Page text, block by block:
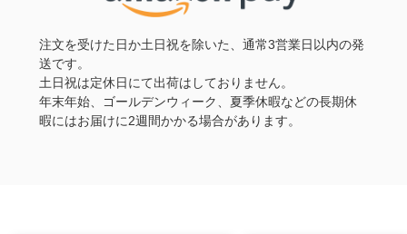
注文を受けた日か土日祝を除いた、通常3営業日以内の発
送です。
土日祝は定休日にて出荷はしておりません。
年末年始、ゴールデンウィーク、夏季休暇などの長期休
暇にはお届けに2週間かかる場合があります。